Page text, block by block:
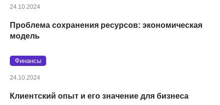
24.10.2024
Проблема сохранения ресурсов: экономическая
модель
Финансы
24.10.2024
Клиентский опыт и его значение для бизнеса